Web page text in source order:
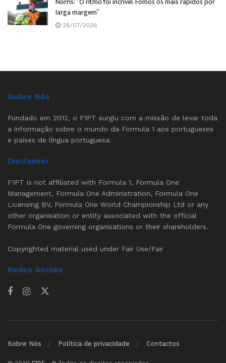
larga margem”
26/07/2026
Sobre Nós
Fundado em 2012, o F1PT surgiu com a missão de levar toda
a informação sobre o mundo da Formula 1 aos portugueses
e países de língua portuguesa.
Disclaimer
F1PT is not affiliated with Formula 1, Formula One
Management, Formula One Administration, Formula One
Licensing BV, Formula One World Championship Ltd or any
other organisation or entity associated with the official
Formula One governing organisations or their shareholders.
Copyrighted material used under Fair Use/Fair
Redes Sociais
Sobre Nós Política de privacidade Contactos